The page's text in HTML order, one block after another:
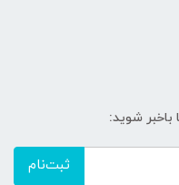
شوید:
ثبت‌نام